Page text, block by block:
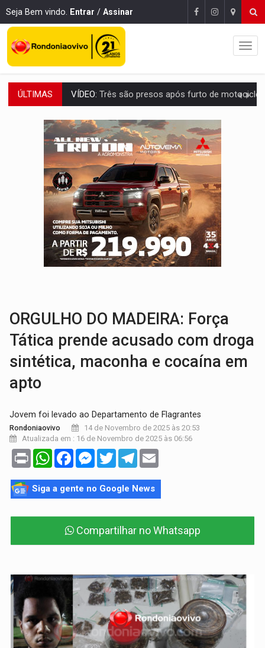
Seja Bem vindo. Entrar / Assinar
ÚLTIMAS
VÍDEO:Três são presos após furto de motocicleta em frente
CELEBRAÇÃO:Cerejeiras completa 43 anos de emancipação com
SAÚDE:Anvisa desmente boato sobre presença de plástico ou
VÍDEO:Pitbulls fogem de residência e atacam casal de idosos
AÇÃO CONJUNTA:Forças policiais apreendem cerca de 1kg de
PF ESTÁ APURANDO:Flávio Bolsonaro escolhe Alfredo Gaspar como vice, alvo de
NO CENTRO:Colisão entre ônibus e carro provoca
ELEIÇÕES 2026:Candidato a deputado estadual declara carros por R$ 25 e casas
ORGULHO DO MADEIRA: Força
Tática prende acusado com droga
sintética, maconha e cocaína em
apto
Jovem foi levado ao Departamento de Flagrantes
Rondoniaovivo
14 de Novembro de 2025 às 20:53
Atualizada em : 16 de Novembro de 2025 às 06:56
Print WhatsAppFacebookMessenger
TwitterTelegram
Siga a gente no Google News
Compartilhar no Whatsapp